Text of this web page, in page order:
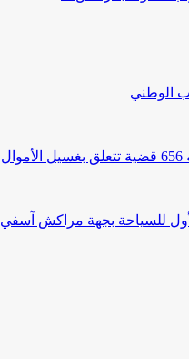
الوطني
للسياحة بجهة مراكش آسفي